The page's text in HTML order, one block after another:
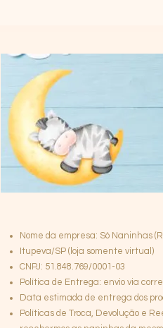
Nome da empresa: Só Naninhas
Itupeva/SP (loja somente virtual)
CNPJ: 51.848.769/0001-03
Política de Entrega: envio via
Data estimada de entrega dos
Políticas de Troca, Devolução e